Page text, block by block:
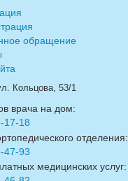
обращение
Кольцова, 53/1
врача на дом:
17-18
отделения:
47-93
медицинских услуг: